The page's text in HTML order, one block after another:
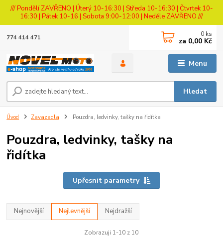
/// Pondělí ZAVŘENO | Úterý 10-16:30 | Středa 10-16:30 | Čtvrtek 10-
16:30 | Pátek 10-16 | Sobota 9:00-12:00 | Neděle ZAVŘENO ///
Menu
Hledat
774 414 471 0 ks
za 0,00 Kč
Úvod Zavazadla Pouzdra, ledvinky, tašky na řidítka
Pouzdra, ledvinky, tašky na
řidítka
Upřesnit parametry
Nejnovější Nejlevnější Nejdražší
Zobrazuji 1-10 z 10